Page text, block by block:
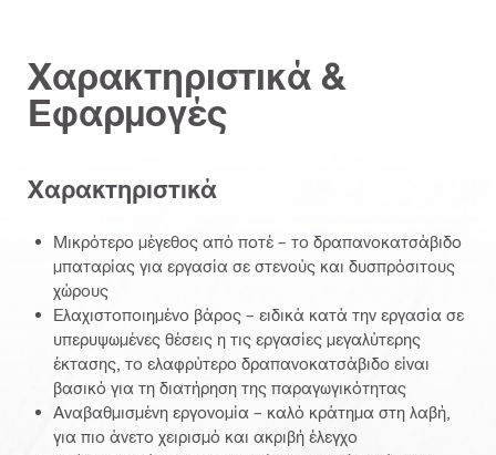
Χαρακτηριστικά &
Εφαρμογές
Χαρακτηριστικά
Μικρότερο μέγεθος από ποτέ – το δραπανοκατσάβιδο
μπαταρίας για εργασία σε στενούς και δυσπρόσιτους
χώρους
Ελαχιστοποιημένο βάρος – ειδικά κατά την εργασία σε
υπερυψωμένες θέσεις η τις εργασίες μεγαλύτερης
έκτασης, το ελαφρύτερο δραπανοκατσάβιδο είναι
βασικό για τη διατήρηση της παραγωγικότητας
Αναβαθμισμένη εργονομία – καλό κράτημα στη λαβή,
για πιο άνετο χειρισμό και ακριβή έλεγχο